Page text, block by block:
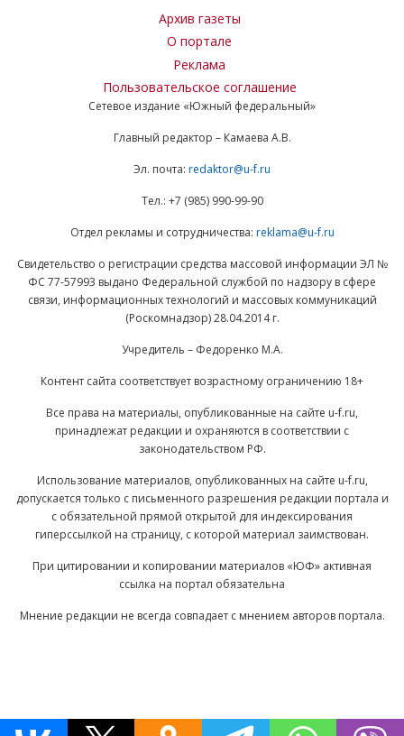
Архив газеты
О портале
Реклама
Пользовательское соглашение
Сетевое издание «Южный федеральный»
Главный редактор – Камаева А.В.
Эл. почта: redaktor@u-f.ru
Тел.: +7 (985) 990-99-90
Отдел рекламы и сотрудничества: reklama@u-f.ru
Свидетельство о регистрации средства массовой информации ЭЛ №
ФС 77-57993 выдано Федеральной службой по надзору в сфере
связи, информационных технологий и массовых коммуникаций
(Роскомнадзор) 28.04.2014 г.
Учредитель – Федоренко М.А.
Контент сайта соответствует возрастному ограничению 18+
Все права на материалы, опубликованные на сайте u-f.ru,
принадлежат редакции и охраняются в соответствии с
законодательством РФ.
Использование материалов, опубликованных на сайте u-f.ru,
допускается только с письменного разрешения редакции портала и
с обязательной прямой открытой для индексирования
гиперссылкой на страницу, с которой материал заимствован.
При цитировании и копировании материалов «ЮФ» активная
ссылка на портал обязательна
Мнение редакции не всегда совпадает с мнением авторов портала.